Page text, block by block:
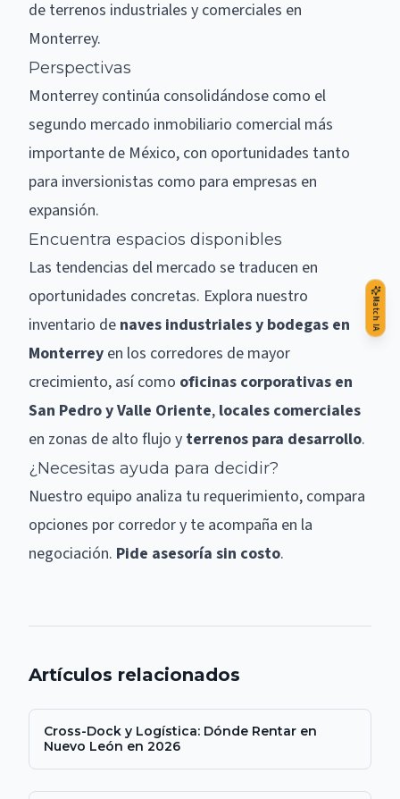
Match IA
de terrenos industriales y comerciales en
Monterrey.
Perspectivas
Monterrey continúa consolidándose como el
segundo mercado inmobiliario comercial más
importante de México, con oportunidades tanto
para inversionistas como para empresas en
expansión.
Encuentra espacios disponibles
Las tendencias del mercado se traducen en
oportunidades concretas. Explora nuestro
inventario de naves industriales y bodegas en
Monterrey en los corredores de mayor
crecimiento, así como oficinas corporativas en
San Pedro y Valle Oriente, locales comerciales
en zonas de alto flujo y terrenos para desarrollo.
¿Necesitas ayuda para decidir?
Nuestro equipo analiza tu requerimiento, compara
opciones por corredor y te acompaña en la
negociación. Pide asesoría sin costo.
Artículos relacionados
Cross-Dock y Logística: Dónde Rentar en
Nuevo León en 2026